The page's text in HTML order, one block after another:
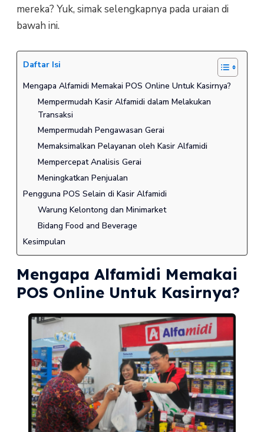
mereka? Yuk, simak selengkapnya pada uraian di
bawah ini.
Daftar Isi
Mengapa Alfamidi Memakai POS Online Untuk Kasirnya?
Mempermudah Kasir Alfamidi dalam Melakukan
Transaksi
Mempermudah Pengawasan Gerai
Memaksimalkan Pelayanan oleh Kasir Alfamidi
Mempercepat Analisis Gerai
Meningkatkan Penjualan
Pengguna POS Selain di Kasir Alfamidi
Warung Kelontong dan Minimarket
Bidang Food and Beverage
Kesimpulan
Mengapa Alfamidi Memakai
POS Online Untuk Kasirnya?